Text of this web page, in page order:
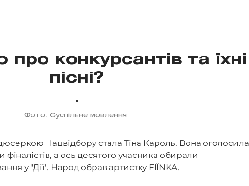
про конкурсантів та їхні
пісні?
Фото: Суспільне мовлення
Нацвідбору стала Тіна Кароль. Вона оголосила
а ось десятого учасника обирали
у "Дії". Народ обрав артистку FIЇNKA.